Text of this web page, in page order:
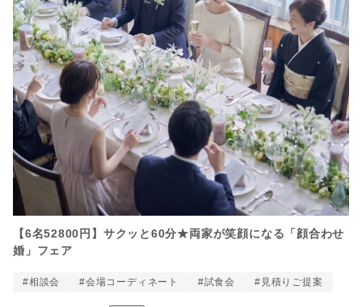
【6名52800円】サクッと60分★両家が笑顔になる「顔合わせ
婚」フェア
#相談会 #会場コーディネート #試食会 #見積りご提案